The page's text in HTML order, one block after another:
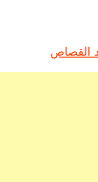
القصاص